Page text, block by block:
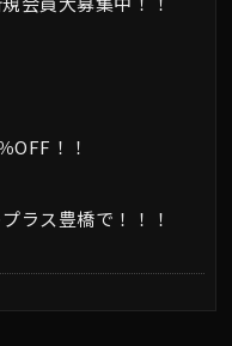
OFF！！
ラス豊橋で！！！